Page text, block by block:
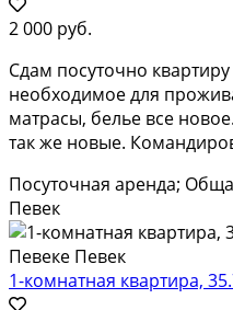
2 000 руб.
Сдам посуточно
необходимое для
матрасы, белье все
так же новые.
Посуточная аренда;
Певек
1-комнатная квартира,